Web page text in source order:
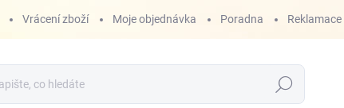
Vrácení zboží Moje objednávka Poradna Reklamace
Hledat